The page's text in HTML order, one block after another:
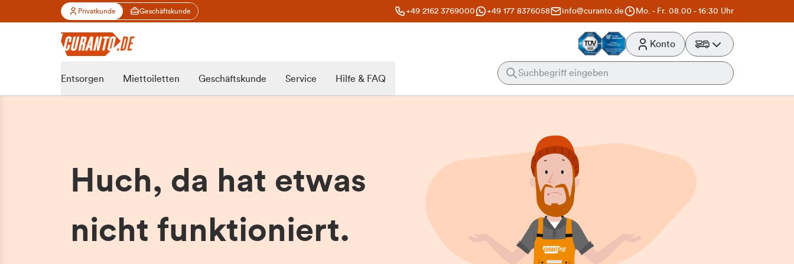
Privatkunde Geschäftskunde +49 2162 3769000 +49 177 8376058 info@curanto.de Mo. - Fr. 08.00 - 16:30 Uhr
Konto
Entsorgen Miettoiletten Geschäftskunde Service Hilfe & FAQ
Huch, da hat etwas
nicht funktioniert.